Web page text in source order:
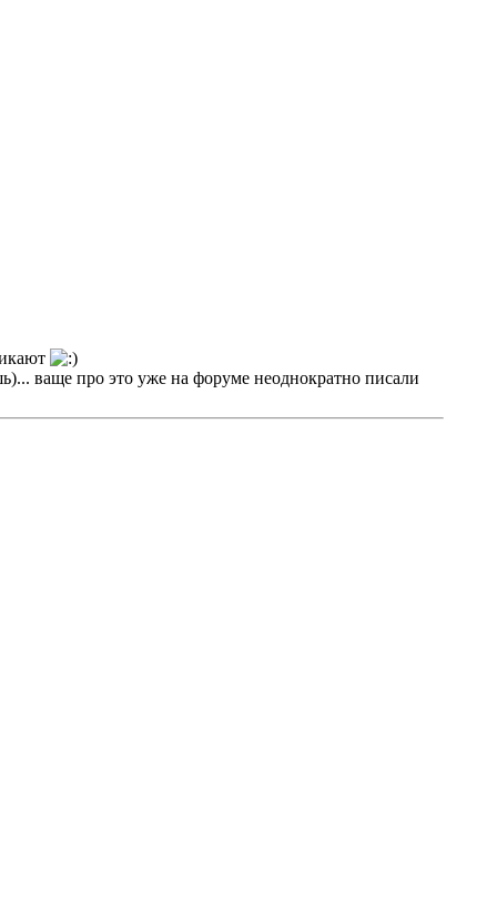
про это уже на форуме неоднократно писали